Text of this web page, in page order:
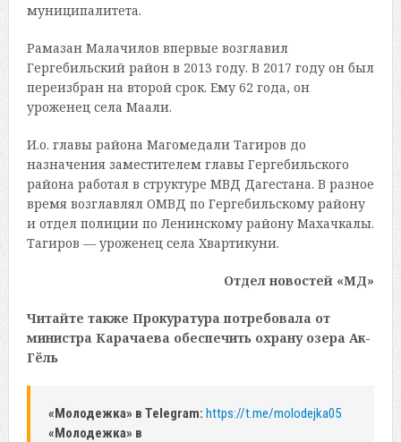
муниципалитета.
Рамазан Малачилов впервые возглавил
Гергебильский район в 2013 году. В 2017 году он был
переизбран на второй срок. Ему 62 года, он
уроженец села Маали.
И.о. главы района Магомедали Тагиров до
назначения заместителем главы Гергебильского
района работал в структуре МВД Дагестана. В разное
время возглавлял ОМВД по Гергебильскому району
и отдел полиции по Ленинскому району Махачкалы.
Тагиров — уроженец села Хвартикуни.
Отдел новостей «МД»
Читайте также Прокуратура потребовала от
министра Карачаева обеспечить охрану озера Ак-
Гёль
«Молодежка» в Telegram: https://t.me/molodejka05
«Молодежка» в